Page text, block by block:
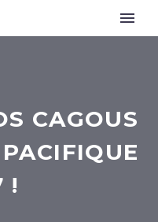
CAGOUS
!